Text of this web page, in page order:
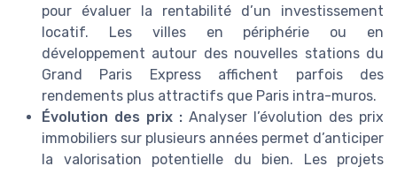
pour évaluer la rentabilité d’un investissement
locatif. Les villes en périphérie ou en
développement autour des nouvelles stations du
Grand Paris Express affichent parfois des
rendements plus attractifs que Paris intra-muros.
Évolution des prix : Analyser l’évolution des prix
immobiliers sur plusieurs années permet d’anticiper
la valorisation potentielle du bien. Les projets